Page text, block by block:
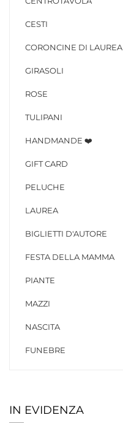
CESTI
CORONCINE DI LAUREA
GIRASOLI
ROSE
TULIPANI
HANDMANDE ❤️
GIFT CARD
PELUCHE
LAUREA
BIGLIETTI D'AUTORE
FESTA DELLA MAMMA
PIANTE
MAZZI
NASCITA
FUNEBRE
IN EVIDENZA